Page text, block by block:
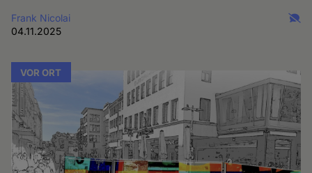
Frank Nicolai
04.11.2025
VOR ORT